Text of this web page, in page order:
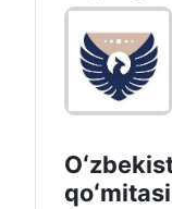
qoʻmitasi